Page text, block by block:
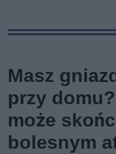
Masz
przy
może
bolesnym